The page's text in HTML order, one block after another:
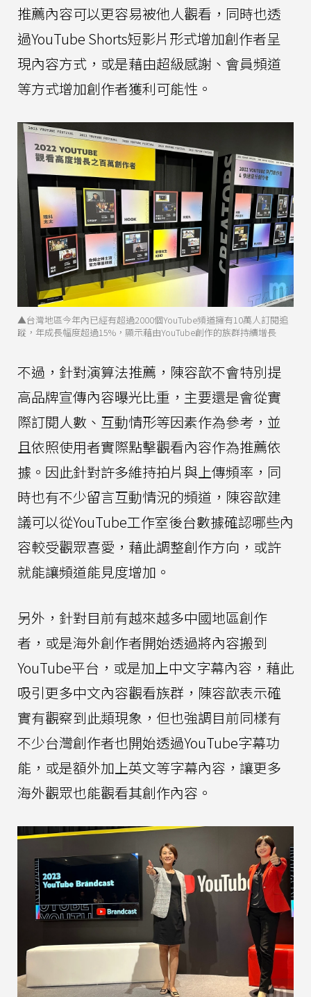
推薦內容可以更容易被他人觀看，同時也透
過YouTube Shorts短影片形式增加創作者呈
現內容方式，或是藉由超級感謝、會員頻道
等方式增加創作者獲利可能性。
▲台灣地區今年內已經有超過2000個YouTube頻道擁有10萬人訂閱追
蹤，年成長幅度超過15%，顯示藉由YouTube創作的族群持續增長
不過，針對演算法推薦，陳容歆不會特別提
高品牌宣傳內容曝光比重，主要還是會從實
際訂閱人數、互動情形等因素作為參考，並
且依照使用者實際點擊觀看內容作為推薦依
據。因此針對許多維持拍片與上傳頻率，同
時也有不少留言互動情況的頻道，陳容歆建
議可以從YouTube工作室後台數據確認哪些內
容較受觀眾喜愛，藉此調整創作方向，或許
就能讓頻道能見度增加。
另外，針對目前有越來越多中國地區創作
者，或是海外創作者開始透過將內容搬到
YouTube平台，或是加上中文字幕內容，藉此
吸引更多中文內容觀看族群，陳容歆表示確
實有觀察到此類現象，但也強調目前同樣有
不少台灣創作者也開始透過YouTube字幕功
能，或是額外加上英文等字幕內容，讓更多
海外觀眾也能觀看其創作內容。